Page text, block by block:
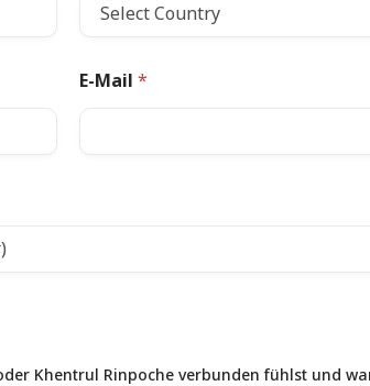
E-Mail *
Khentrul Rinpoche verbunden fühlst und